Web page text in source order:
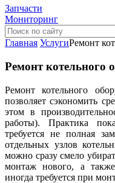
Запчасти
Мониторинг
Главная УслугиРемонт
Ремонт котельного
Ремонт котельного
позволяет сэкономить
этом в
работы). Практика
требуется не полная
отдельных узлов
можно сразу смело
монтаж нового, а
иногда требуется при